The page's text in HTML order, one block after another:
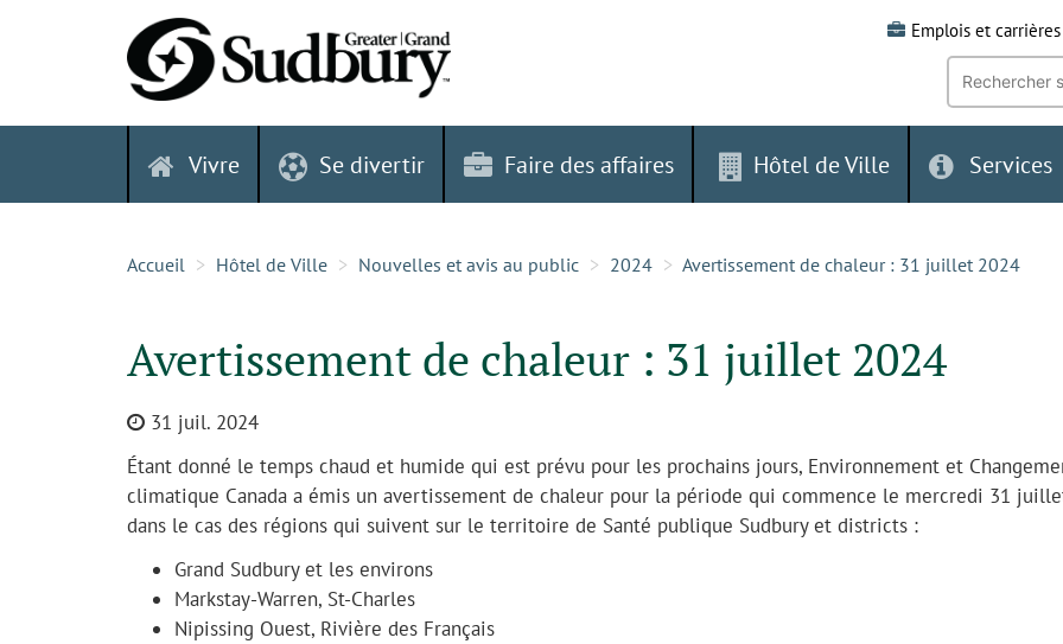
Emplois et carrières
Recherche
mot-
clé:
Vivre Se divertir Faire des affaires Hôtel de Ville Services
Accueil Hôtel de Ville Nouvelles et avis au public 2024 Avertissement de chaleur : 31 juillet 2024
Avertissement de chaleur : 31 juillet 2024
31 juil. 2024
Étant donné le temps chaud et humide qui est prévu pour les prochains jours, Environnement et
climatique Canada a émis un avertissement de chaleur pour la période qui commence le mercredi 31
dans le cas des régions qui suivent sur le territoire de Santé publique Sudbury et districts :
Grand Sudbury et les environs
Markstay-Warren, St-Charles
Nipissing Ouest, Rivière des Français